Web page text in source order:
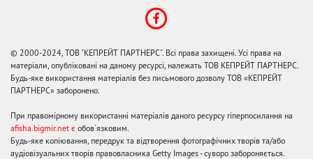
© 2000-2024, ТОВ "КЕПРЕЙТ ПАРТНЕРС". Всі права захищені. Усі права на
матеріали, опубліковані на даному ресурсі, належать ТОВ КЕПРЕЙТ ПАРТНЕРС.
Будь-яке використання матеріалів без письмового дозволу ТОВ «КЕПРЕЙТ
ПАРТНЕРС» заборонено.
При правомірному використанні матеріалів даного ресурсу гіперпосилання на
afisha.bigmir.net є обов'язковим.
Будь-яке копіювання, передрук та відтворення фотографічних творів та/або
аудіовізуальних творів правовласника Getty Images - суворо забороняється.